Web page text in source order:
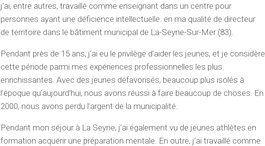
j’ai, entre autres, travaillé comme enseignant dans un centre pour
personnes ayant une déficience intellectuelle. en ma qualité de directeur
de territoire dans le bâtiment municipal de La-Seyne-Sur-Mer (83).
Pendant près de 15 ans, j’ai eu le privilège d’aider les jeunes, et je considère
cette période parmi mes expériences professionnelles les plus
enrichissantes. Avec des jeunes défavorisés, beaucoup plus isolés à
l’époque qu’aujourd’hui, nous avons réussi à faire beaucoup de choses. En
2000, nous avons perdu l’argent de la municipalité.
Pendant mon séjour à La Seyne, j’ai également vu de jeunes athlètes en
formation acquérir une préparation mentale. En outre, j’ai travaillé comme